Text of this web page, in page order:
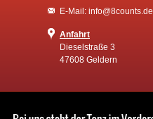
E-Mail: info@8counts.de
Anfahrt
Dieselstraße 3
47608 Geldern